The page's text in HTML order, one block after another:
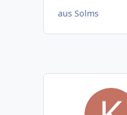
aus Solms